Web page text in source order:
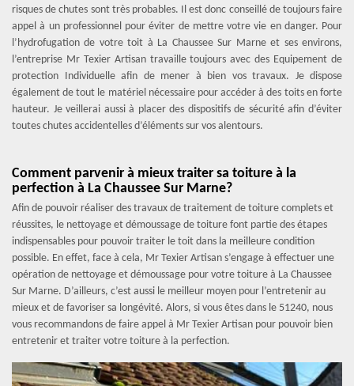
risques de chutes sont très probables. Il est donc conseillé de toujours faire
appel à un professionnel pour éviter de mettre votre vie en danger. Pour
l’hydrofugation de votre toit à La Chaussee Sur Marne et ses environs,
l’entreprise Mr Texier Artisan travaille toujours avec des Equipement de
protection Individuelle afin de mener à bien vos travaux. Je dispose
également de tout le matériel nécessaire pour accéder à des toits en forte
hauteur. Je veillerai aussi à placer des dispositifs de sécurité afin d’éviter
toutes chutes accidentelles d’éléments sur vos alentours.
Comment parvenir à mieux traiter sa toiture à la
perfection à La Chaussee Sur Marne?
Afin de pouvoir réaliser des travaux de traitement de toiture complets et
réussites, le nettoyage et démoussage de toiture font partie des étapes
indispensables pour pouvoir traiter le toit dans la meilleure condition
possible. En effet, face à cela, Mr Texier Artisan s’engage à effectuer une
opération de nettoyage et démoussage pour votre toiture à La Chaussee
Sur Marne. D’ailleurs, c’est aussi le meilleur moyen pour l’entretenir au
mieux et de favoriser sa longévité. Alors, si vous êtes dans le 51240, nous
vous recommandons de faire appel à Mr Texier Artisan pour pouvoir bien
entretenir et traiter votre toiture à la perfection.